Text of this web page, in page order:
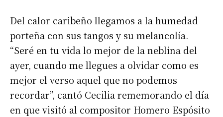
Del calor caribeño llegamos a la humedad
porteña con sus tangos y su melancolía.
“Seré en tu vida lo mejor de la neblina del
ayer, cuando me llegues a olvidar como es
mejor el verso aquel que no podemos
recordar”, cantó Cecilia rememorando el día
en que visitó al compositor Homero Espósito